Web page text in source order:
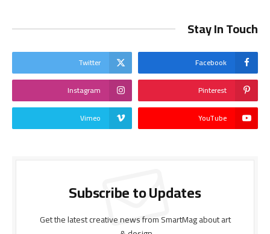
Stay In Touch
Facebook
Twitter
Pinterest
Instagram
YouTube
Vimeo
Subscribe to Updates
Get the latest creative news from SmartMag about art